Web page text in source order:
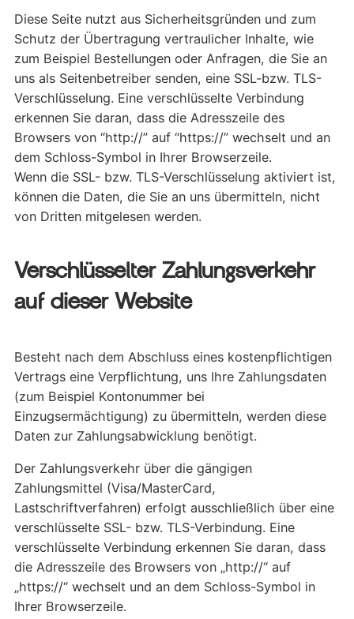
Diese Seite nutzt aus Sicherheitsgründen und zum
Schutz der Übertragung vertraulicher Inhalte, wie
zum Beispiel Bestellungen oder Anfragen, die Sie an
uns als Seitenbetreiber senden, eine SSL-bzw. TLS-
Verschlüsselung. Eine verschlüsselte Verbindung
erkennen Sie daran, dass die Adresszeile des
Browsers von “http://” auf “https://” wechselt und an
dem Schloss-Symbol in Ihrer Browserzeile.
Wenn die SSL- bzw. TLS-Verschlüsselung aktiviert ist,
können die Daten, die Sie an uns übermitteln, nicht
von Dritten mitgelesen werden.
Verschlüsselter Zahlungsverkehr
auf dieser Website
Besteht nach dem Abschluss eines kostenpflichtigen
Vertrags eine Verpflichtung, uns Ihre Zahlungsdaten
(zum Beispiel Kontonummer bei
Einzugsermächtigung) zu übermitteln, werden diese
Daten zur Zahlungsabwicklung benötigt.
Der Zahlungsverkehr über die gängigen
Zahlungsmittel (Visa/MasterCard,
Lastschriftverfahren) erfolgt ausschließlich über eine
verschlüsselte SSL- bzw. TLS-Verbindung. Eine
verschlüsselte Verbindung erkennen Sie daran, dass
die Adresszeile des Browsers von „http://“ auf
„https://“ wechselt und an dem Schloss-Symbol in
Ihrer Browserzeile.